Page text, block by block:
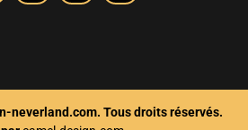
neverland.com. Tous droits réservés.